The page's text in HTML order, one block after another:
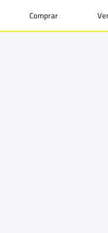
Comprar